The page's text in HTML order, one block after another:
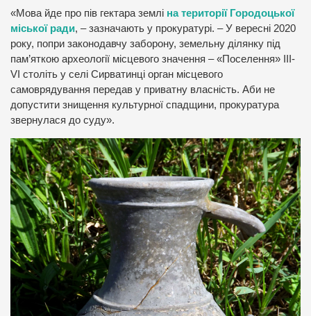
«Мова йде про пів гектара землі на території Городоцької
міської ради, – зазначають у прокуратурі. – У вересні 2020
року, попри законодавчу заборону, земельну ділянку під
пам’яткою археології місцевого значення – «Поселення» ІІІ-
VІ століть у селі Сирватинці орган місцевого
самоврядування передав у приватну власність. Аби не
допустити знищення культурної спадщини, прокуратура
звернулася до суду».